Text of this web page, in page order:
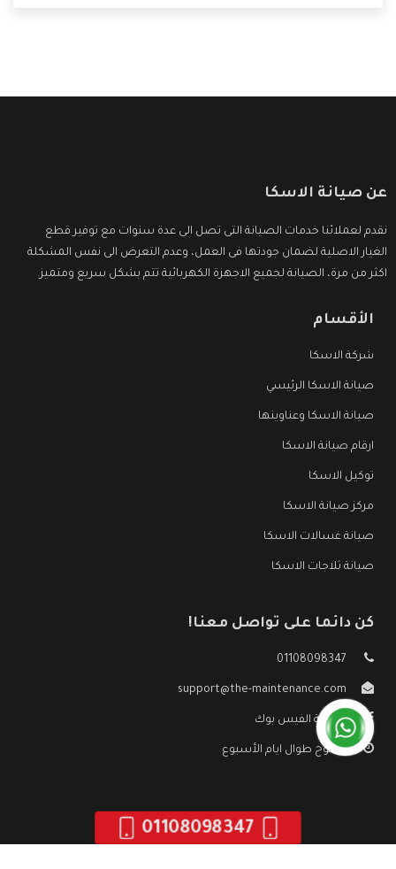
عن صيانة الاسكا
نقدم لعملائنا خدمات الصيانة التى تصل الى عدة سنوات مع توفير قطع
الغيار الاصلية لضمان جودتها فى العمل، وعدم التعرض الى نفس المشكلة
اكثر من مرة، الصيانة لجميع الاجهزة الكهربائية تتم بشكل سريع ومتميز.
الأقسام
شركة الاسكا
صيانة الاسكا الرئيسي
صيانة الاسكا وعناوينها
ارقام صيانة الاسكا
توكيل الاسكا
مركز صيانة الاسكا
صيانة غسالات الاسكا
صيانة ثلاجات الاسكا
كن دائما على تواصل معنا!
01108098347
support@the-maintenance.com
صفحة الفيس بوك
مفتوح طوال ايام الأسبوع
01108098347